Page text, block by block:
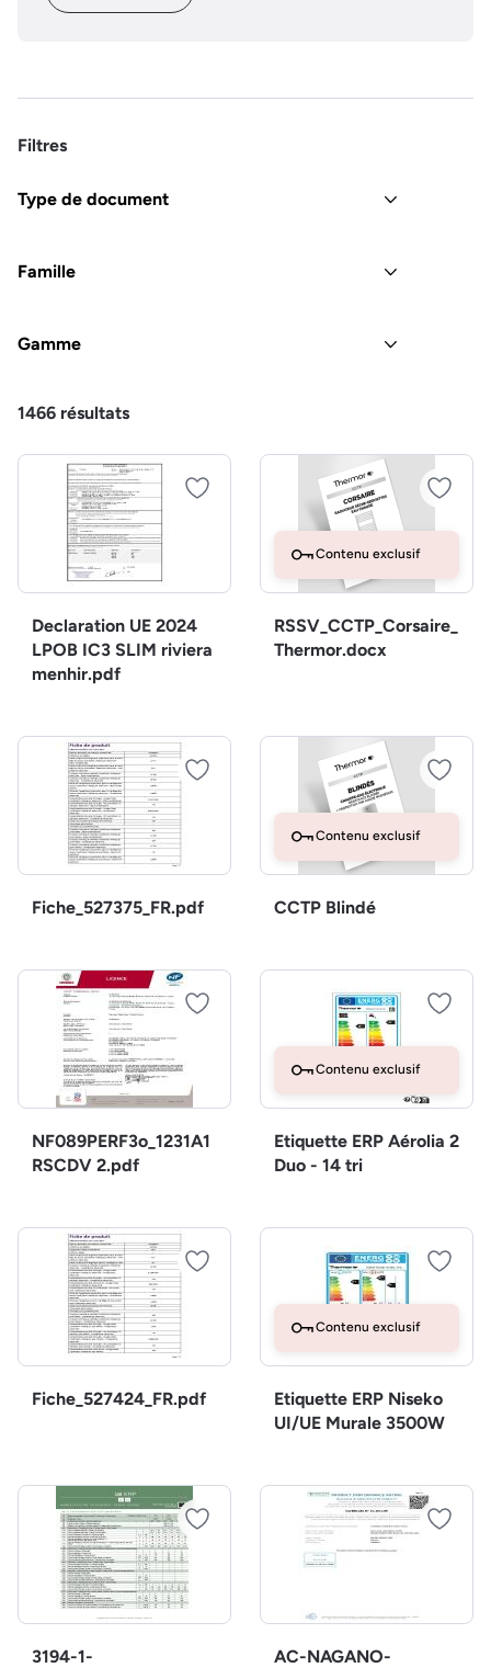
Filtres
Type de document
Famille
Gamme
1466 résultats
Declaration UE 2024
LPOB IC3 SLIM riviera
menhir.pdf
Contenu exclusif
RSSV_CCTP_Corsaire_
Thermor.docx
Fiche_527375_FR.pdf
Contenu exclusif
CCTP Blindé
NF089PERF3o_1231A1
RSCDV 2.pdf
Contenu exclusif
Etiquette ERP Aérolia 2
Duo - 14 tri
Fiche_527424_FR.pdf
Contenu exclusif
Etiquette ERP Niseko
UI/UE Murale 3500W
3194-1-
AC-NAGANO-